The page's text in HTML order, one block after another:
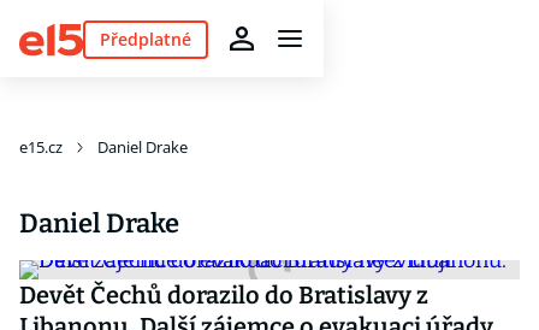
Předplatné
e15.cz Daniel Drake
Daniel Drake
Devět Čechů dorazilo do Bratislavy z